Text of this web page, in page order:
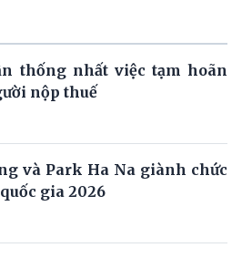
thống nhất việc tạm hoãn
nộp thuế
và Park Ha Na giành chức
gia 2026